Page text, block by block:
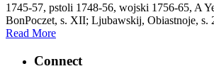
1745-57, pstoli 1748-56, wojski 1756-65,
BonPoczet, s. XII; Ljubawskij, Obiastnoje,
Read More
Connect